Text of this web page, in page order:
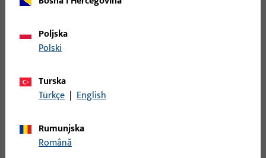
Kutna utorna spojnica, ukupna širina 117 mm, ukupna visina /
dubina 90 mm, Oprema Okolo, Smjer otvaranja graničnik
Poljska
Polski
Turska
Türkçe | English
Rumunjska
Română